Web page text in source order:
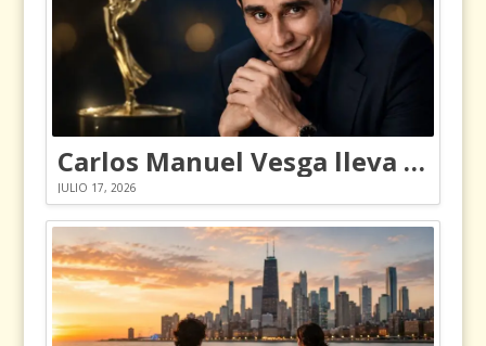
Carlos Manuel Vesga lleva el nombre de Colombia a los Emmy
JULIO 17, 2026